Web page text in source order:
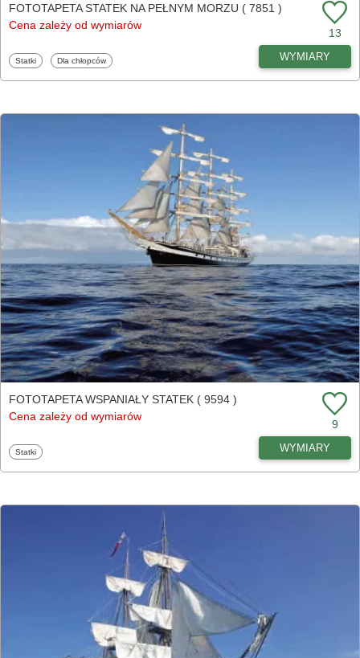
FOTOTAPETA STATEK NA PEŁNYM MORZU ( 7851 )
Cena zależy od wymiarów
13
Fototapety
Statki Fototapety
Dla chłopców WYMIARY
FOTOTAPETA WSPANIAŁY STATEK ( 9594 )
Cena zależy od wymiarów
9
Fototapety
Statki WYMIARY